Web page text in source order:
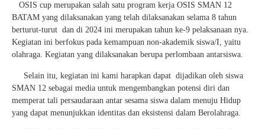
OSIS cup merupakan salah satu program kerja OSIS SMAN 12
BATAM yang dilaksanakan yang telah dilaksanakan selama 8 tahun
berturut-turut dan di 2024 ini merupakan tahun ke-9 pelaksanaan nya.
Kegiatan ini berfokus pada kemampuan non-akademik siswa/I, yaitu
olahraga. Kegiatan yang dilaksanakan berupa perlombaan antarsiswa.
Selain itu, kegiatan ini kami harapkan dapat dijadikan oleh siswa
SMAN 12 sebagai media untuk mengembangkan potensi diri dan
memperat tali persaudaraan antar sesama siswa dalam menuju Hidup
yang dapat menunjukkan identitas dan eksistensi dalam Berolahraga.